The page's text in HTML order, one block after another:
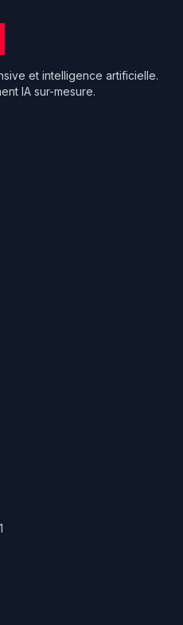
et intelligence artificielle.
IA sur-mesure.